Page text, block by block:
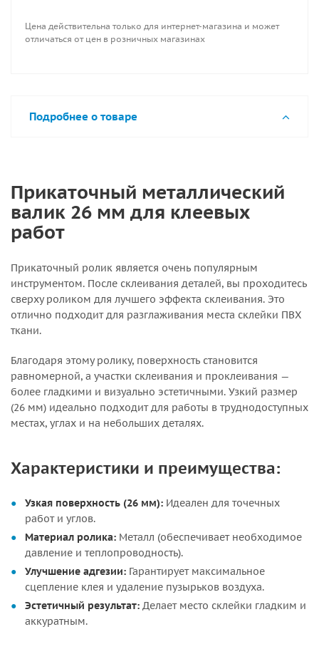
Цена действительна только для интернет-магазина и может
отличаться от цен в розничных магазинах
Подробнее о товаре
Прикаточный металлический
валик 26 мм для клеевых
работ
Прикаточный ролик является очень популярным
инструментом. После склеивания деталей, вы проходитесь
сверху роликом для лучшего эффекта склеивания. Это
отлично подходит для разглаживания места склейки ПВХ
ткани.
Благодаря этому ролику, поверхность становится
равномерной, а участки склеивания и проклеивания —
более гладкими и визуально эстетичными. Узкий размер
(26 мм) идеально подходит для работы в труднодоступных
местах, углах и на небольших деталях.
Характеристики и преимущества:
Узкая поверхность (26 мм): Идеален для точечных
работ и углов.
Материал ролика: Металл (обеспечивает необходимое
давление и теплопроводность).
Улучшение адгезии: Гарантирует максимальное
сцепление клея и удаление пузырьков воздуха.
Эстетичный результат: Делает место склейки гладким и
аккуратным.